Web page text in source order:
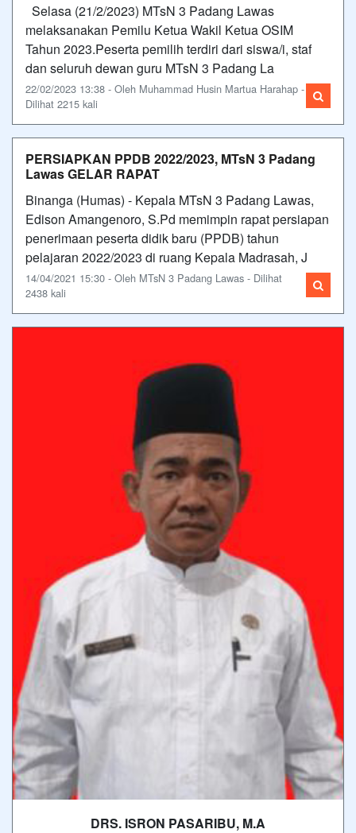
Selasa (21/2/2023) MTsN 3 Padang Lawas
melaksanakan Pemilu Ketua Wakil Ketua OSIM
Tahun 2023.Peserta pemilih terdiri dari siswa/i, staf
dan seluruh dewan guru MTsN 3 Padang La
22/02/2023 13:38 - Oleh Muhammad Husin Martua Harahap -
Dilihat 2215 kali
PERSIAPKAN PPDB 2022/2023, MTsN 3 Padang
Lawas GELAR RAPAT
Binanga (Humas) - Kepala MTsN 3 Padang Lawas,
Edison Amangenoro, S.Pd memimpin rapat persiapan
penerimaan peserta didik baru (PPDB) tahun
pelajaran 2022/2023 di ruang Kepala Madrasah, J
14/04/2021 15:30 - Oleh MTsN 3 Padang Lawas - Dilihat
2438 kali
DRS. ISRON PASARIBU, M.A